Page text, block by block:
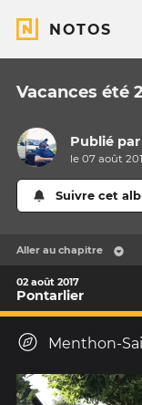
NOTOS
Vacances été
Publié par
le 07 août
Suivre cet
Aller au chapitre
02 août 2017
Pontarlier
Menthon-